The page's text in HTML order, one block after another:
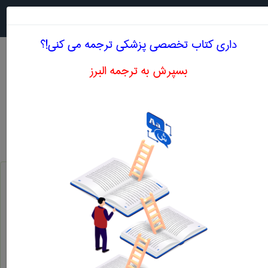
اصطلاحات تخصصی انگلیسی پزشكی حرف J
داری کتاب تخصصی پزشكی ترجمه می کنی!؟
بسپرش به ترجمه البرز